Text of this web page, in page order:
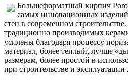
Большеформатный кирпич
самых инновационных
стен в современном
традиционно производимых
усилены благодаря процессу
материал, более теплый, лучше
размерам, более простой в
при строительстве и эксплуатации